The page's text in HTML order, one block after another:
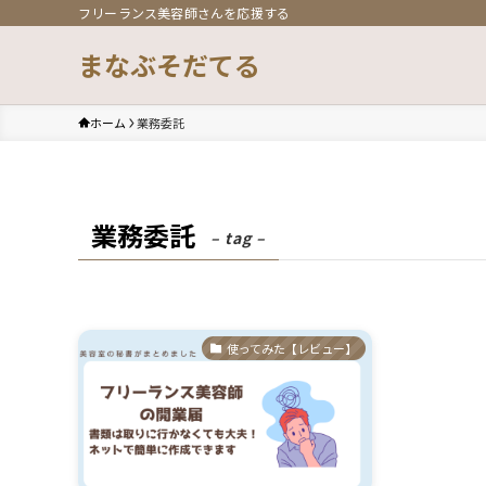
フリーランス美容師さんを応援する
まなぶそだてる
ホーム 業務委託
業務委託 – tag –
使ってみた【レビュー】